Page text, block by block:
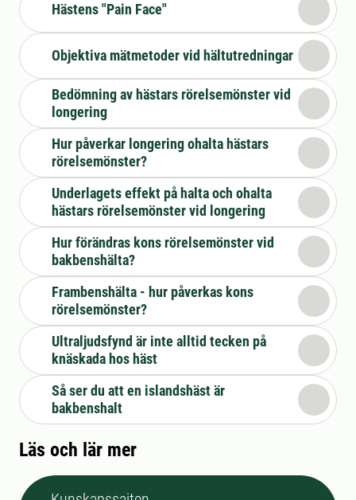
Hästens "Pain Face"
Objektiva mätmetoder vid hältutredningar
Bedömning av hästars rörelsemönster vid
longering
Hur påverkar longering ohalta hästars
rörelsemönster?
Underlagets effekt på halta och ohalta
hästars rörelsemönster vid longering
Hur förändras kons rörelsemönster vid
bakbenshälta?
Frambenshälta - hur påverkas kons
rörelsemönster?
Ultraljudsfynd är inte alltid tecken på
knäskada hos häst
Så ser du att en islandshäst är
bakbenshalt
Läs och lär mer